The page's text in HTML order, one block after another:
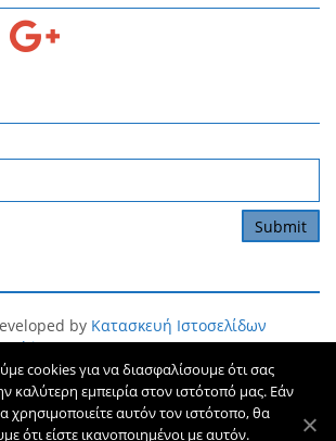
by Κατασκευή Ιστοσελίδων
Προσωπικό Απόρρητο
cookies για να διασφαλίσουμε ότι σας
καλύτερη εμπειρία στον ιστότοπό μας. Εάν
χρησιμοποιείτε αυτόν τον ιστότοπο, θα
ότι είστε ικανοποιημένοι με αυτόν.